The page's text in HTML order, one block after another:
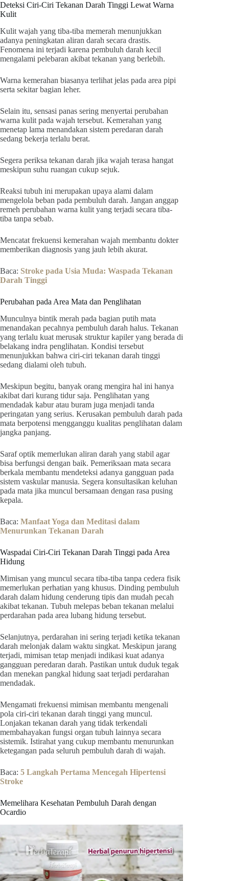
Deteksi Ciri-Ciri Tekanan Darah Tinggi Lewat Warna
Kulit
Kulit wajah yang tiba-tiba memerah menunjukkan
adanya peningkatan aliran darah secara drastis.
Fenomena ini terjadi karena pembuluh darah kecil
mengalami pelebaran akibat tekanan yang berlebih.
Warna kemerahan biasanya terlihat jelas pada area pipi
serta sekitar bagian leher.
Selain itu, sensasi panas sering menyertai perubahan
warna kulit pada wajah tersebut. Kemerahan yang
menetap lama menandakan sistem peredaran darah
sedang bekerja terlalu berat.
Segera periksa tekanan darah jika wajah terasa hangat
meskipun suhu ruangan cukup sejuk.
Reaksi tubuh ini merupakan upaya alami dalam
mengelola beban pada pembuluh darah. Jangan anggap
remeh perubahan warna kulit yang terjadi secara tiba-
tiba tanpa sebab.
Mencatat frekuensi kemerahan wajah membantu dokter
memberikan diagnosis yang jauh lebih akurat.
Baca: Stroke pada Usia Muda: Waspada Tekanan
Darah Tinggi
Perubahan pada Area Mata dan Penglihatan
Munculnya bintik merah pada bagian putih mata
menandakan pecahnya pembuluh darah halus. Tekanan
yang terlalu kuat merusak struktur kapiler yang berada di
belakang indra penglihatan. Kondisi tersebut
menunjukkan bahwa ciri-ciri tekanan darah tinggi
sedang dialami oleh tubuh.
Meskipun begitu, banyak orang mengira hal ini hanya
akibat dari kurang tidur saja. Penglihatan yang
mendadak kabur atau buram juga menjadi tanda
peringatan yang serius. Kerusakan pembuluh darah pada
mata berpotensi mengganggu kualitas penglihatan dalam
jangka panjang.
Saraf optik memerlukan aliran darah yang stabil agar
bisa berfungsi dengan baik. Pemeriksaan mata secara
berkala membantu mendeteksi adanya gangguan pada
sistem vaskular manusia. Segera konsultasikan keluhan
pada mata jika muncul bersamaan dengan rasa pusing
kepala.
Baca: Manfaat Yoga dan Meditasi dalam
Menurunkan Tekanan Darah
Waspadai Ciri-Ciri Tekanan Darah Tinggi pada Area
Hidung
Mimisan yang muncul secara tiba-tiba tanpa cedera fisik
memerlukan perhatian yang khusus. Dinding pembuluh
darah dalam hidung cenderung tipis dan mudah pecah
akibat tekanan. Tubuh melepas beban tekanan melalui
perdarahan pada area lubang hidung tersebut.
Selanjutnya, perdarahan ini sering terjadi ketika tekanan
darah melonjak dalam waktu singkat. Meskipun jarang
terjadi, mimisan tetap menjadi indikasi kuat adanya
gangguan peredaran darah. Pastikan untuk duduk tegak
dan menekan pangkal hidung saat terjadi perdarahan
mendadak.
Mengamati frekuensi mimisan membantu mengenali
pola ciri-ciri tekanan darah tinggi yang muncul.
Lonjakan tekanan darah yang tidak terkendali
membahayakan fungsi organ tubuh lainnya secara
sistemik. Istirahat yang cukup membantu menurunkan
ketegangan pada seluruh pembuluh darah di wajah.
Baca: 5 Langkah Pertama Mencegah Hipertensi
Stroke
Memelihara Kesehatan Pembuluh Darah dengan
Ocardio